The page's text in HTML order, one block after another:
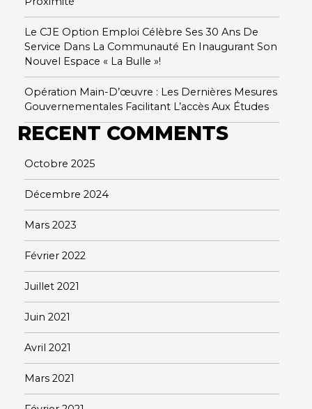
Le CJE Option Emploi Célèbre Ses 30 Ans De
Service Dans La Communauté En Inaugurant Son
Nouvel Espace « La Bulle »!
Opération Main-D’œuvre : Les Dernières Mesures
Gouvernementales Facilitant L’accès Aux Études
RECENT COMMENTS
Octobre 2025
Décembre 2024
Mars 2023
Février 2022
Juillet 2021
Juin 2021
Avril 2021
Mars 2021